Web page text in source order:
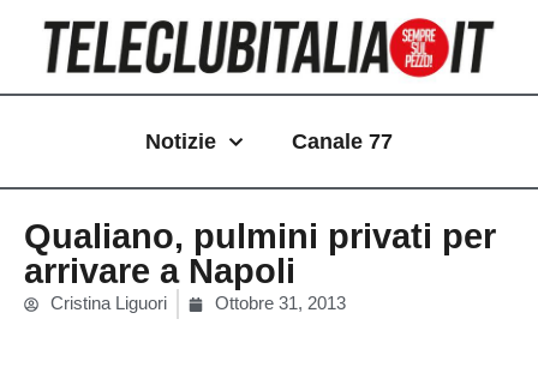
contenuto
Notizie Canale 77
Qualiano, pulmini privati per
arrivare a Napoli
Cristina Liguori Ottobre 31, 2013